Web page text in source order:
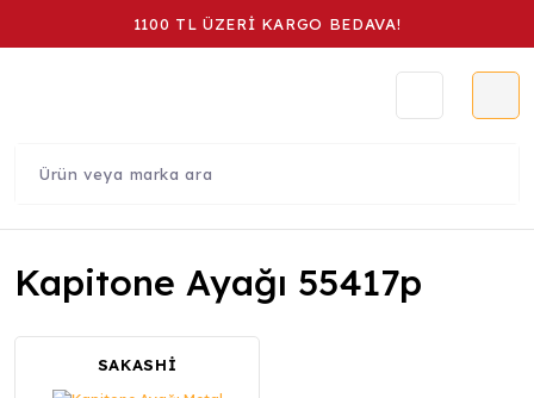
1100 TL ÜZERİ KARGO BEDAVA!
Kapitone Ayağı 55417p
SAKASHİ